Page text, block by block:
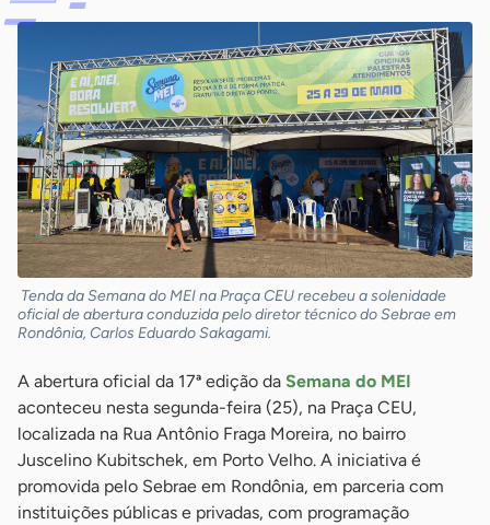
Tenda da Semana do MEI na Praça CEU recebeu a solenidade
oficial de abertura conduzida pelo diretor técnico do Sebrae em
Rondônia, Carlos Eduardo Sakagami.
A abertura oficial da 17ª edição da Semana do MEI
aconteceu nesta segunda-feira (25), na Praça CEU,
localizada na Rua Antônio Fraga Moreira, no bairro
Juscelino Kubitschek, em Porto Velho. A iniciativa é
promovida pelo Sebrae em Rondônia, em parceria com
instituições públicas e privadas, com programação